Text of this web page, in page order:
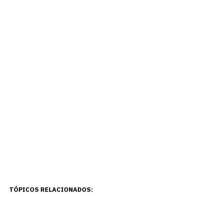
TÓPICOS RELACIONADOS: